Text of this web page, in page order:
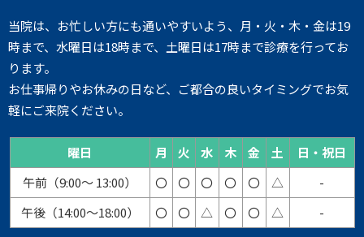
当院は、お忙しい方にも通いやすいよう、月・火・木・金は19
時まで、水曜日は18時まで、土曜日は17時まで診療を行ってお
ります。
お仕事帰りやお休みの日など、ご都合の良いタイミングでお気
軽にご来院ください。
曜日 月 火 水 木 金 土
日・祝日
午前（9:00～ 13:00）
〇 〇 〇 〇 〇 △
-
午後（14:00～18:00）
〇 〇 △ 〇 〇 △
-